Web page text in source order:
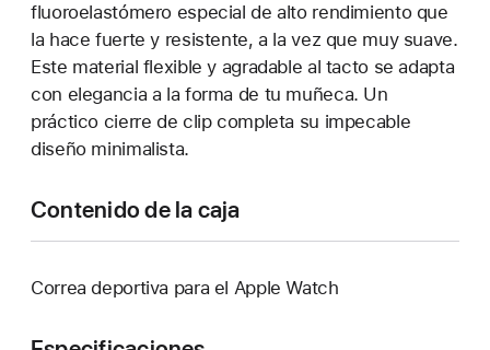
fluoroelastómero especial de alto rendimiento que
la hace fuerte y resistente, a la vez que muy suave.
Este material flexible y agradable al tacto se adapta
con elegancia a la forma de tu muñeca. Un
práctico cierre de clip completa su impecable
diseño minimalista.
Contenido de la caja
Correa deportiva para el Apple Watch